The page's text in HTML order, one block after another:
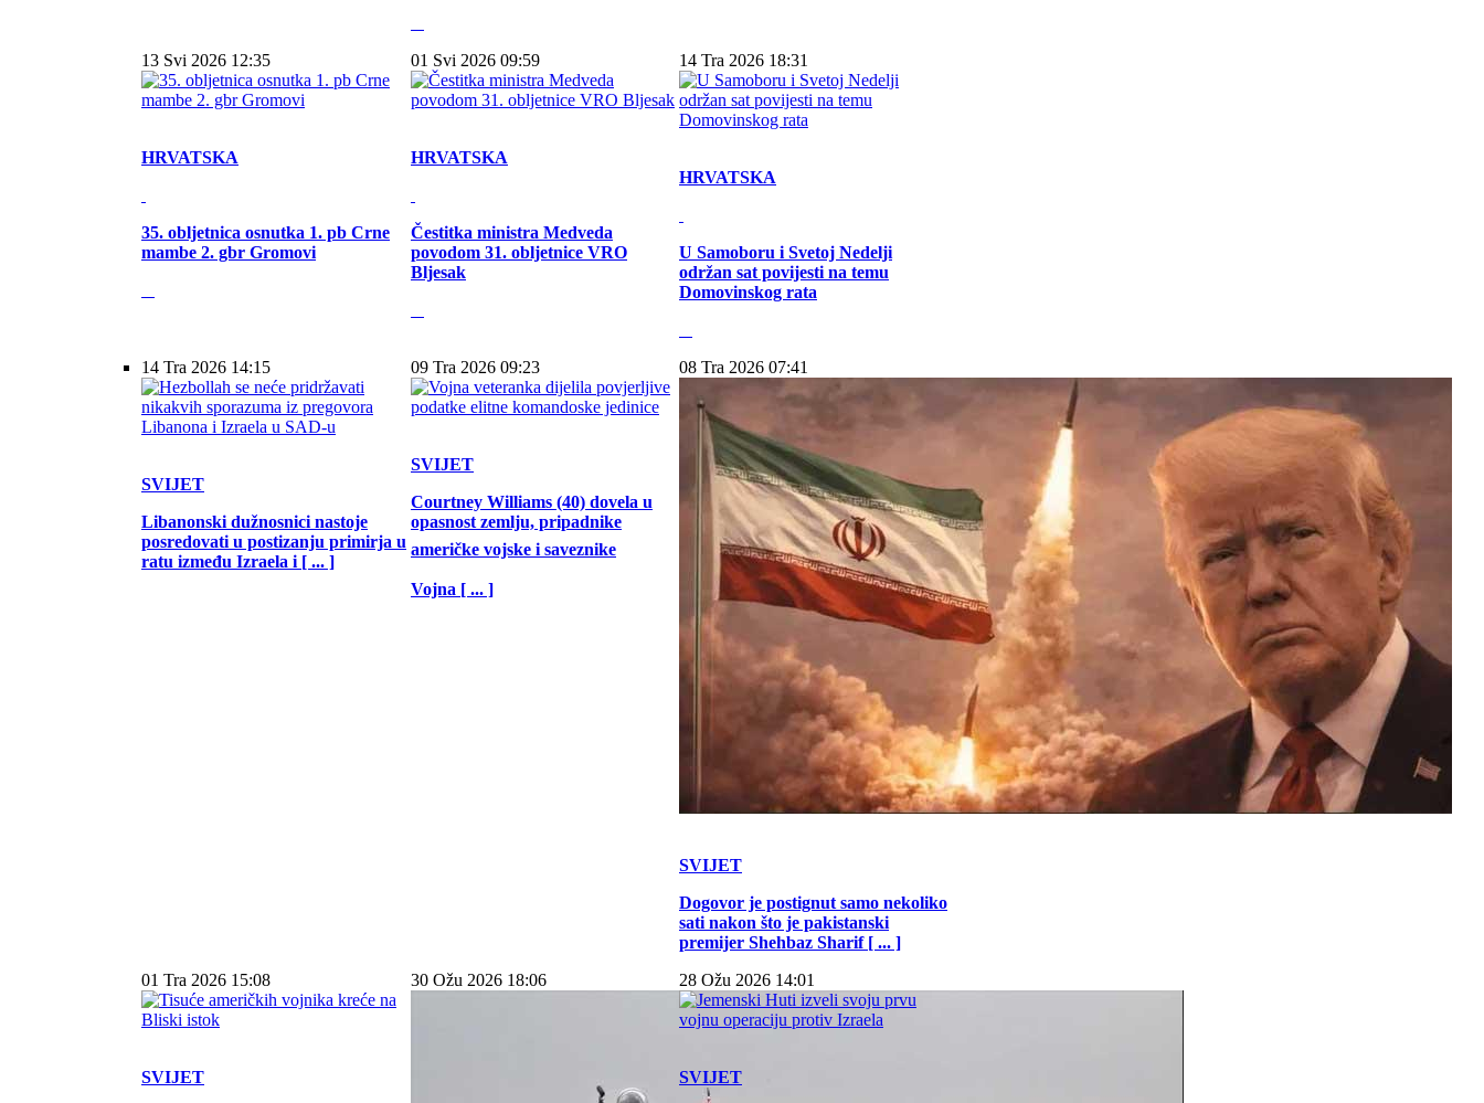
13 Svi 2026 12:35
HRVATSKA
35. obljetnica osnutka 1. pb Crne
mambe 2. gbr Gromovi
01 Svi 2026 09:59
HRVATSKA
Čestitka ministra Medveda
povodom 31. obljetnice VRO
Bljesak
14 Tra 2026 18:31
HRVATSKA
U Samoboru i Svetoj Nedelji
održan sat povijesti na temu
Domovinskog rata
14 Tra 2026 14:15
SVIJET
Libanonski dužnosnici nastoje
posredovati u postizanju primirja u
ratu između Izraela i [ ... ]
09 Tra 2026 09:23
SVIJET
Courtney Williams (40) dovela u
opasnost zemlju, pripadnike
američke vojske i saveznike
Vojna [ ... ]
08 Tra 2026 07:41
SVIJET
Dogovor je postignut samo nekoliko
sati nakon što je pakistanski
premijer Shehbaz Sharif [ ... ]
01 Tra 2026 15:08
SVIJET
30 Ožu 2026 18:06 28 Ožu 2026 14:01
SVIJET